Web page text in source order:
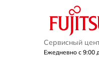
Сервисный
Ежедневно с 9:00